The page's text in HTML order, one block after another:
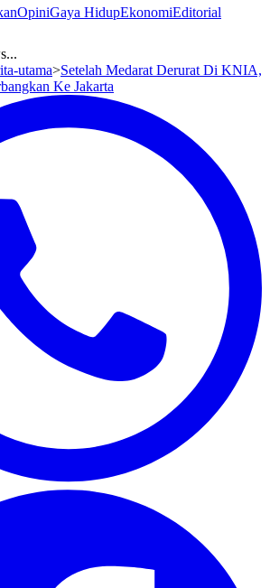
OpiniGaya HidupEkonomiEditorial
utama>Setelah Medarat Derurat Di KNIA,
Ke Jakarta